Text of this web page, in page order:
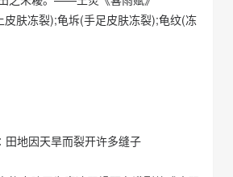
皮肤冻裂);龟坼(手足皮肤冻裂);龟纹(冻
田地因天旱而裂开许多缝子